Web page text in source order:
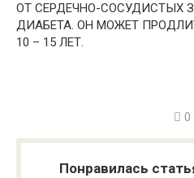
ОТ СЕРДЕЧНО-СОСУДИСТЫХ
ДИАБЕТА. ОН МОЖЕТ
10 – 15 ЛЕТ.
0
Понравилась